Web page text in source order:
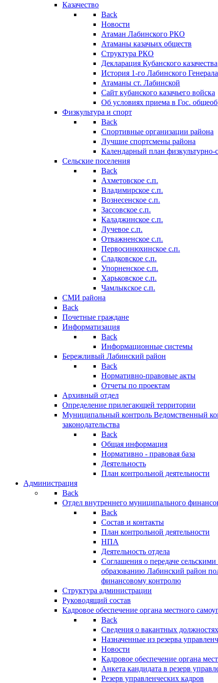
Казачество
Back
Новости
Атаман Лабинского РКО
Атаманы казачьих обществ
Структура РКО
Декларация Кубанского казачества
История 1-го Лабинского
Атаманы ст. Лабинской
Cайт кубанского казачьего войска
Об условиях приема в Гос.
Физкультура и спорт
Back
Спортивные организации района
Лучшие спортсмены района
Календарный план
Сельские поселения
Back
Ахметовское с.п.
Владимирское с.п.
Вознесенское с.п.
Зассовское с.п.
Каладжинское с.п.
Лучевое с.п.
Отважненское с.п.
Первосинюхинское с.п.
Сладковское с.п.
Упорненское с.п.
Харьковское с.п.
Чамлыкское с.п.
СМИ района
Back
Почетные граждане
Информатизация
Back
Информационные системы
Бережливый Лабинский район
Back
Нормативно-правовые акты
Отчеты по проектам
Архивный отдел
Определение прилегающей территории
Муниципальный контроль Ведомственный
законодательства
Back
Общая информация
Нормативно - правовая база
Деятельность
План контрольной деятельности
Администрация
Back
Отдел внутреннего муниципального
Back
Состав и контакты
План контрольной деятельности
НПА
Деятельность отдела
Соглашения о передаче
образованию Лабинский район
финансовому контролю
Структура администрации
Руководящий состав
Кадровое обеспечение органа местного
Back
Сведения о вакантных
Назначенные из резерва
Новости
Кадровое обеспечение органа
Анкета кандидата в резерв
Резерв управленческих кадров